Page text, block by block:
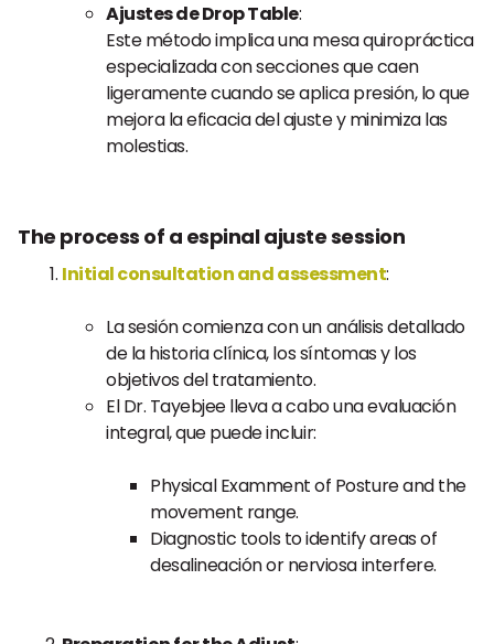
Ajustes de Drop Table:
Este método implica una mesa quiropráctica
especializada con secciones que caen
ligeramente cuando se aplica presión, lo que
mejora la eficacia del ajuste y minimiza las
molestias.
The process of a espinal ajuste session
Initial consultation and assessment:
La sesión comienza con un análisis detallado
de la historia clínica, los síntomas y los
objetivos del tratamiento.
El Dr. Tayebjee lleva a cabo una evaluación
integral, que puede incluir:
Physical Examment of Posture and the
movement range.
Diagnostic tools to identify areas of
desalineación or nerviosa interfere.